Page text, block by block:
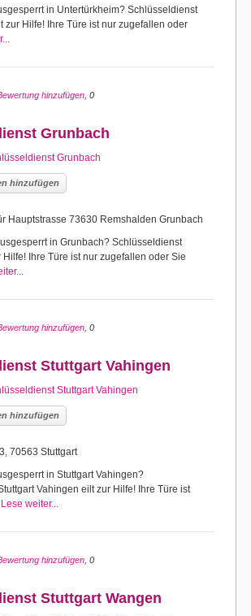
in Untertürkheim? Schlüsseldienst
zur Hilfe! Ihre Türe ist nur zugefallen oder
hinzufügen , 0
Grunbach
Grunbach
hinzufügen
Hauptstrasse 73630 Remshalden Grunbach
in Grunbach? Schlüsseldienst
Ihre Türe ist nur zugefallen oder Sie
hinzufügen , 0
Stuttgart Vahingen
Stuttgart Vahingen
hinzufügen
70563 Stuttgart
in Stuttgart Vahingen?
Vahingen eilt zur Hilfe! Ihre Türe ist
Lese weiter...
hinzufügen , 0
Stuttgart Wangen